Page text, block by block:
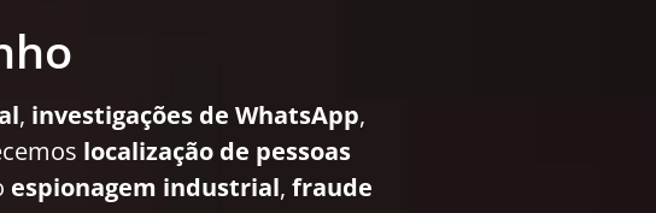
, investigações de WhatsApp,
localização de pessoas
espionagem industrial, fraude